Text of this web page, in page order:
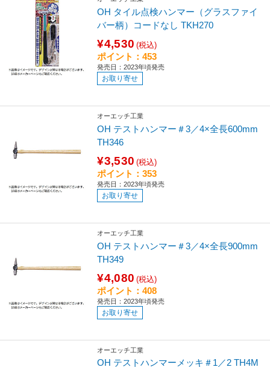
OH タイル点検ハンマー（グラスファイ
バー柄）コードなし TKH270
¥4,530 (税込)
ポイント：453
発売日：2023年頃発売
お取り寄せ
オーエッチ工業
OH テストハンマー＃3／4×全長600mm
TH346
¥3,530 (税込)
ポイント：353
発売日：2023年頃発売
お取り寄せ
オーエッチ工業
OH テストハンマー＃3／4×全長900mm
TH349
¥4,080 (税込)
ポイント：408
発売日：2023年頃発売
お取り寄せ
オーエッチ工業
OH テストハンマーメッキ＃1／2 TH4M